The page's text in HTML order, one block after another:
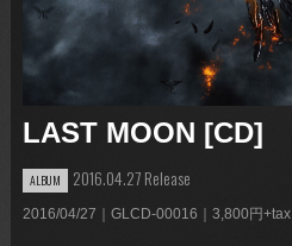
LAST MOON [CD]
ALBUM 2016.04.27 Release
2016/04/27｜GLCD-00016｜3,800円+tax